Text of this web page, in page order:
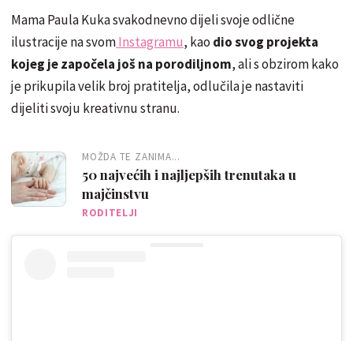
Mama Paula Kuka svakodnevno dijeli svoje odlične
ilustracije na svomInstagramu, kao dio svog projekta
kojeg je započela još na porodiljnom, ali s obzirom kako
je prikupila velik broj pratitelja, odlučila je nastaviti
dijeliti svoju kreativnu stranu.
MOŽDA TE ZANIMA...
50 najvećih i najljepših trenutaka u
majčinstvu
RODITELJI